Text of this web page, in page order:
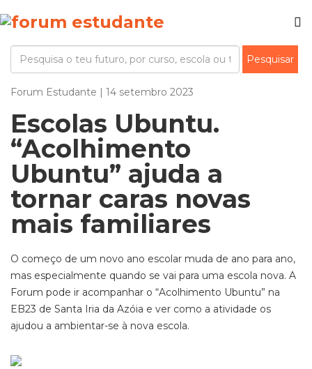
Forum Estudante | 14 setembro 2023
Escolas Ubuntu.
“Acolhimento
Ubuntu” ajuda a
tornar caras novas
mais familiares
O começo de um novo ano escolar muda de ano para ano,
mas especialmente quando se vai para uma escola nova. A
Forum pode ir acompanhar o “Acolhimento Ubuntu” na
EB23 de Santa Iria da Azóia e ver como a atividade os
ajudou a ambientar-se à nova escola.